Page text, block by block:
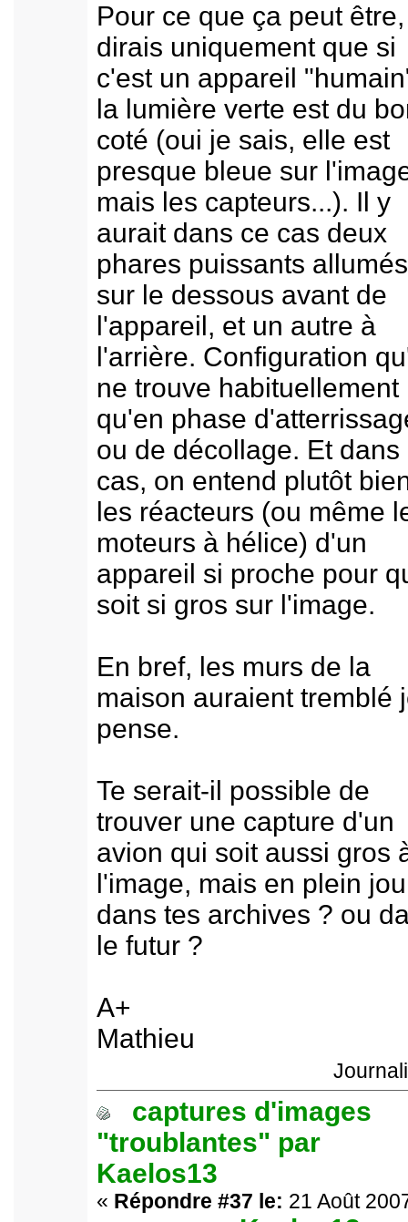
Pour ce que ça peut
dirais uniquement que si
c'est un appareil
la lumière verte est du
coté (oui je sais, elle est
presque bleue sur
mais les capteurs...). Il y
aurait dans ce cas deux
phares puissants allumés
sur le dessous avant de
l'appareil, et un autre à
l'arrière. Configuration
ne trouve habituellement
qu'en phase
ou de décollage. Et dans
cas, on entend plutôt
les réacteurs (ou même
moteurs à hélice) d'un
appareil si proche pour
soit si gros sur l'image.
En bref, les murs de la
maison auraient tremblé
pense.
Te serait-il possible de
trouver une capture d'un
avion qui soit aussi gros
l'image, mais en plein
dans tes archives ? ou
le futur ?
A+
Mathieu
captures d'images
"troublantes" par
Kaelos13
« Répondre #37 le: 21 Août